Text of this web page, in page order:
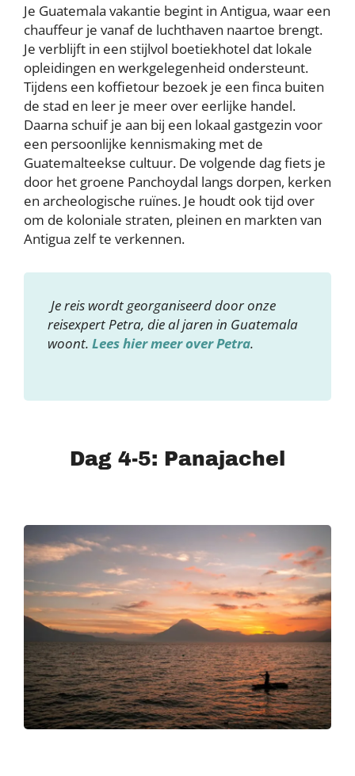
Je Guatemala vakantie begint in Antigua, waar een
chauffeur je vanaf de luchthaven naartoe brengt.
Je verblijft in een stijlvol boetiekhotel dat lokale
opleidingen en werkgelegenheid ondersteunt.
Tijdens een koffietour bezoek je een finca buiten
de stad en leer je meer over eerlijke handel.
Daarna schuif je aan bij een lokaal gastgezin voor
een persoonlijke kennismaking met de
Guatemalteekse cultuur. De volgende dag fiets je
door het groene Panchoydal langs dorpen, kerken
en archeologische ruïnes. Je houdt ook tijd over
om de koloniale straten, pleinen en markten van
Antigua zelf te verkennen.
Je reis wordt georganiseerd door onze
reisexpert Petra, die al jaren in Guatemala
woont. Lees hier meer over Petra.
Dag 4-5: Panajachel